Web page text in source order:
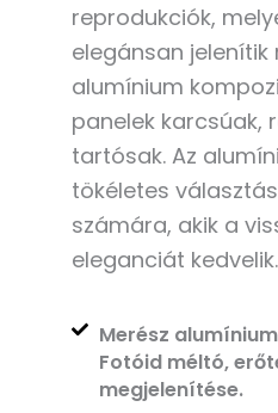
reprodukciók,
elegánsan jelenítik
alumínium
panelek karcsúak,
tartósak. Az
tökéletes
számára, akik a
eleganciát kedvelik.
Merész
Fotóid méltó,
megjelenítése.